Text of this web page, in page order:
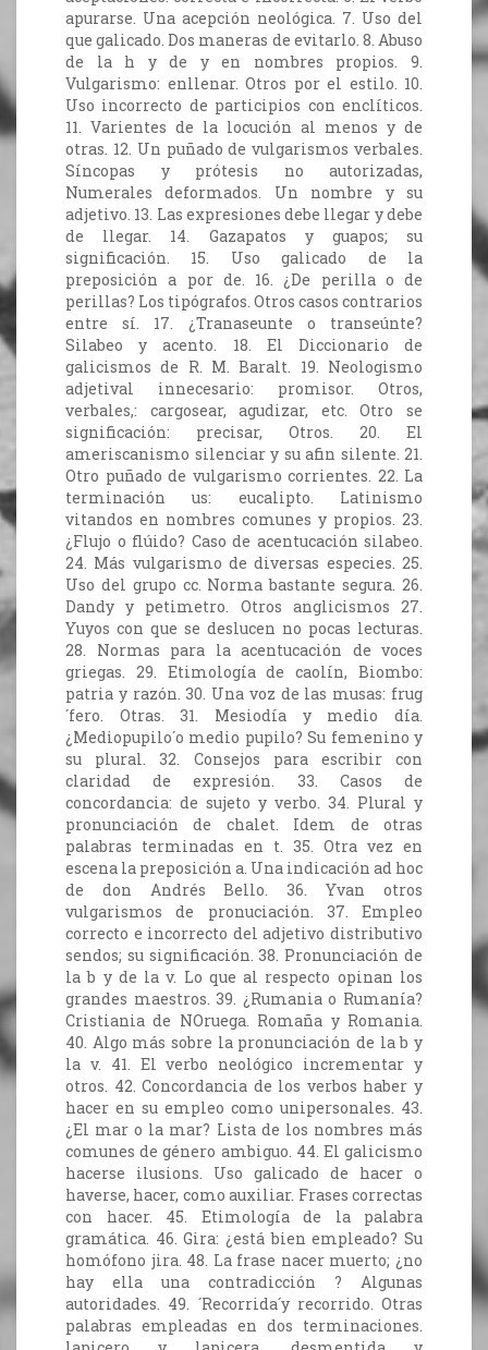
apurarse. Una acepción neológica. 7. Uso del
que galicado. Dos maneras de evitarlo. 8. Abuso
de la h y de y en nombres propios. 9.
Vulgarismo: enllenar. Otros por el estilo. 10.
Uso incorrecto de participios con enclíticos.
11. Varientes de la locución al menos y de
otras. 12. Un puñado de vulgarismos verbales.
Síncopas y prótesis no autorizadas,
Numerales deformados. Un nombre y su
adjetivo. 13. Las expresiones debe llegar y debe
de llegar. 14. Gazapatos y guapos; su
significación. 15. Uso galicado de la
preposición a por de. 16. ¿De perilla o de
perillas? Los tipógrafos. Otros casos contrarios
entre sí. 17. ¿Tranaseunte o transeúnte?
Silabeo y acento. 18. El Diccionario de
galicismos de R. M. Baralt. 19. Neologismo
adjetival innecesario: promisor. Otros,
verbales,: cargosear, agudizar, etc. Otro se
significación: precisar, Otros. 20. El
ameriscanismo silenciar y su afin silente. 21.
Otro puñado de vulgarismo corrientes. 22. La
terminación us: eucalipto. Latinismo
vitandos en nombres comunes y propios. 23.
¿Flujo o flúido? Caso de acentucación silabeo.
24. Más vulgarismo de diversas especies. 25.
Uso del grupo cc. Norma bastante segura. 26.
Dandy y petimetro. Otros anglicismos 27.
Yuyos con que se deslucen no pocas lecturas.
28. Normas para la acentucación de voces
griegas. 29. Etimología de caolín, Biombo:
patria y razón. 30. Una voz de las musas: frug
´fero. Otras. 31. Mesiodía y medio día.
¿Mediopupilo´o medio pupilo? Su femenino y
su plural. 32. Consejos para escribir con
claridad de expresión. 33. Casos de
concordancia: de sujeto y verbo. 34. Plural y
pronunciación de chalet. Idem de otras
palabras terminadas en t. 35. Otra vez en
escena la preposición a. Una indicación ad hoc
de don Andrés Bello. 36. Yvan otros
vulgarismos de pronuciación. 37. Empleo
correcto e incorrecto del adjetivo distributivo
sendos; su significación. 38. Pronunciación de
la b y de la v. Lo que al respecto opinan los
grandes maestros. 39. ¿Rumania o Rumanía?
Cristiania de NOruega. Romaña y Romania.
40. Algo más sobre la pronunciación de la b y
la v. 41. El verbo neológico incrementar y
otros. 42. Concordancia de los verbos haber y
hacer en su empleo como unipersonales. 43.
¿El mar o la mar? Lista de los nombres más
comunes de género ambiguo. 44. El galicismo
hacerse ilusions. Uso galicado de hacer o
haverse, hacer, como auxiliar. Frases correctas
con hacer. 45. Etimología de la palabra
gramática. 46. Gira: ¿está bien empleado? Su
homófono jira. 48. La frase nacer muerto; ¿no
hay ella una contradicción ? Algunas
autoridades. 49. ´Recorrida´y recorrido. Otras
palabras empleadas en dos terminaciones.